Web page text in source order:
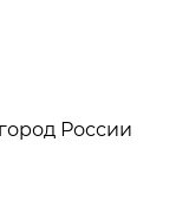
России